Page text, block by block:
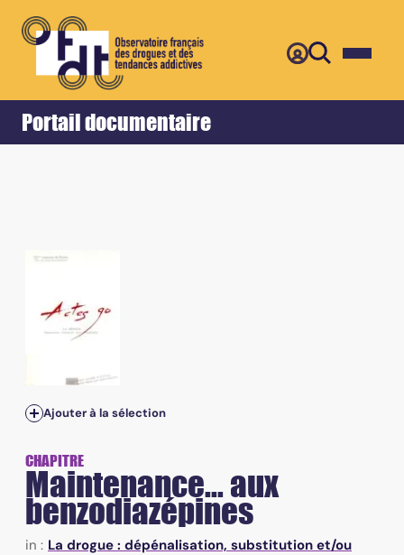
Portail documentaire
Accueil Retour
Ajouter à la sélection
CHAPITRE
Maintenance... aux
benzodiazépines
in : La drogue : dépénalisation, substitution et/ou